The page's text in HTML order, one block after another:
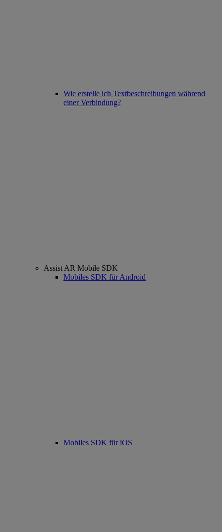
Wie erstelle ich Textbeschreibungen während
einer Verbindung?
Assist AR Mobile SDK
Mobiles SDK für Android
Mobiles SDK für iOS